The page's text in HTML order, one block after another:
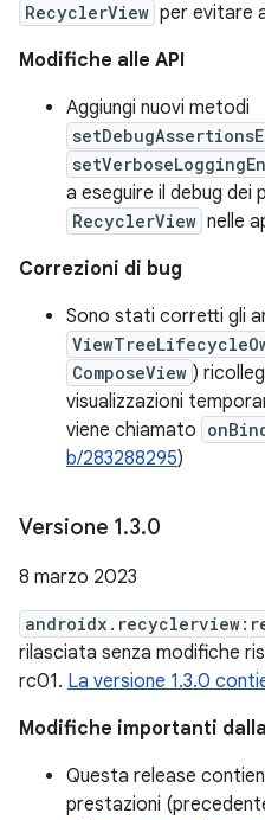
RecyclerView per evitare
Modifiche alle API
Aggiungi nuovi metodi
a eseguire il debug dei
RecyclerView nelle
Correzioni di bug
Sono stati corretti gli
ComposeView )
visualizzazioni
viene chiamato
b/283288295)
Versione 1.3.0
8 marzo 2023
rilasciata senza modifiche
rc01. La versione 1.3.0
Modifiche importanti
Questa release
prestazioni